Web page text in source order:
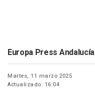
Europa Press Andalucía
Martes, 11 marzo 2025
Actualizado: 16:04